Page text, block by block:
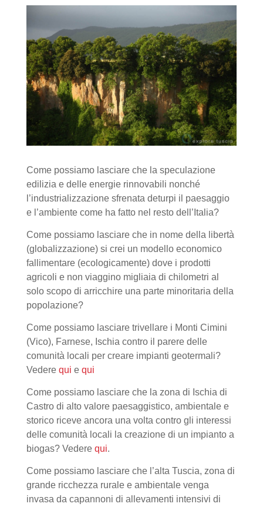
Come possiamo lasciare che la speculazione
edilizia e delle energie rinnovabili nonché
l’industrializzazione sfrenata deturpi il paesaggio
e l’ambiente come ha fatto nel resto dell’Italia?
Come possiamo lasciare che in nome della libertà
(globalizzazione) si crei un modello economico
fallimentare (ecologicamente) dove i prodotti
agricoli e non viaggino migliaia di chilometri al
solo scopo di arricchire una parte minoritaria della
popolazione?
Come possiamo lasciare trivellare i Monti Cimini
(Vico), Farnese, Ischia contro il parere delle
comunità locali per creare impianti geotermali?
Vedere qui equi
Come possiamo lasciare che la zona di Ischia di
Castro di alto valore paesaggistico, ambientale e
storico riceve ancora una volta contro gli interessi
delle comunità locali la creazione di un impianto a
biogas? Vedere qui.
Come possiamo lasciare che l’alta Tuscia, zona di
grande ricchezza rurale e ambientale venga
invasa da capannoni di allevamenti intensivi di